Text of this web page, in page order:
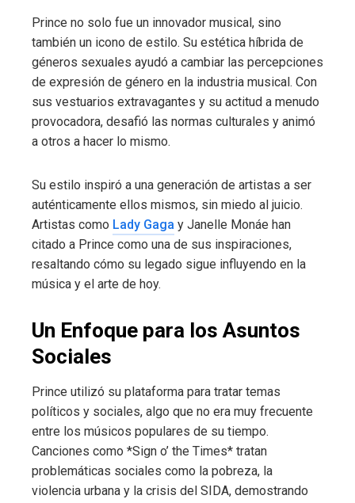
Prince no solo fue un innovador musical, sino
también un icono de estilo. Su estética híbrida de
géneros sexuales ayudó a cambiar las percepciones
de expresión de género en la industria musical. Con
sus vestuarios extravagantes y su actitud a menudo
provocadora, desafió las normas culturales y animó
a otros a hacer lo mismo.
Su estilo inspiró a una generación de artistas a ser
auténticamente ellos mismos, sin miedo al juicio.
Artistas como Lady Gaga y Janelle Monáe han
citado a Prince como una de sus inspiraciones,
resaltando cómo su legado sigue influyendo en la
música y el arte de hoy.
Un Enfoque para los Asuntos
Sociales
Prince utilizó su plataforma para tratar temas
políticos y sociales, algo que no era muy frecuente
entre los músicos populares de su tiempo.
Canciones como *Sign o’ the Times* tratan
problemáticas sociales como la pobreza, la
violencia urbana y la crisis del SIDA, demostrando